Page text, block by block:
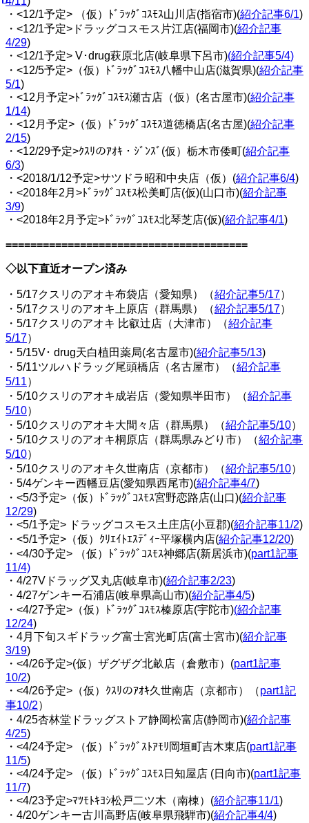
・<12/1予定> （仮）ﾄﾞﾗｯｸﾞｺｽﾓｽ山川店(指宿市)(紹介記事6/1)
・<12/1予定>ドラッグコスモス片江店(福岡市)(紹介記事
4/29)
・<12/1予定> V･drug萩原北店(岐阜県下呂市)(紹介記事5/4)
・<12/5予定>（仮）ﾄﾞﾗｯｸﾞｺｽﾓｽ八幡中山店(滋賀県)(紹介記事
5/1)
・<12月予定>ﾄﾞﾗｯｸﾞｺｽﾓｽ瀬古店（仮）(名古屋市)(紹介記事
1/14)
・<12月予定>（仮）ﾄﾞﾗｯｸﾞｺｽﾓｽ道徳橋店(名古屋)(紹介記事
2/15)
・<12/29予定>ｸｽﾘのｱｵｷ・ｼﾞﾝｽﾞ(仮）栃木市倭町(紹介記事
6/3)
・<2018/1/12予定>サツドラ昭和中央店（仮）(紹介記事6/4)
・<2018年2月>ﾄﾞﾗｯｸﾞｺｽﾓｽ松美町店(仮)(山口市)(紹介記事
3/9)
・<2018年2月予定>ﾄﾞﾗｯｸﾞｺｽﾓｽ北琴芝店(仮)(紹介記事4/1)
=======================================
◇以下直近オープン済み
・5/17クスリのアオキ布袋店（愛知県）（紹介記事5/17）
・5/17クスリのアオキ上原店（群馬県）（紹介記事5/17）
・5/17クスリのアオキ 比叡辻店（大津市）（紹介記事
5/17）
・5/15V･ drug天白植田薬局(名古屋市)(紹介記事5/13)
・5/11ツルハドラッグ尾頭橋店（名古屋市）（紹介記事
5/11）
・5/10クスリのアオキ成岩店（愛知県半田市）（紹介記事
5/10）
・5/10クスリのアオキ大間々店（群馬県）（紹介記事5/10）
・5/10クスリのアオキ桐原店（群馬県みどり市）（紹介記事
5/10）
・5/10クスリのアオキ久世南店（京都市）（紹介記事5/10）
・5/4ゲンキー西幡豆店(愛知県西尾市)(紹介記事4/7)
・<5/3予定>（仮）ﾄﾞﾗｯｸﾞｺｽﾓｽ宮野恋路店(山口)(紹介記事
12/29)
・<5/1予定> ドラッグコスモス土庄店(小豆郡)(紹介記事11/2)
・<5/1予定>（仮）ｸﾘｴｲﾄｴｽﾃﾞｨｰ平塚横内店(紹介記事12/20)
・<4/30予定> （仮）ﾄﾞﾗｯｸﾞｺｽﾓｽ神郷店(新居浜市)(part1記事
11/4)
・4/27Vドラッグ又丸店(岐阜市)(紹介記事2/23)
・4/27ゲンキー石浦店(岐阜県高山市)(紹介記事4/5)
・<4/27予定>（仮）ﾄﾞﾗｯｸﾞｺｽﾓｽ榛原店(宇陀市)(紹介記事
12/24)
・4月下旬スギドラッグ富士宮光町店(富士宮市)(紹介記事
3/19)
・<4/26予定>(仮）ザグザグ北畝店（倉敷市）(part1記事
10/2)
・<4/26予定>（仮）ｸｽﾘのｱｵｷ久世南店（京都市）（part1記
事10/2）
・4/25杏林堂ドラッグストア静岡松富店(静岡市)(紹介記事
4/25)
・<4/24予定> （仮）ﾄﾞﾗｯｸﾞｽﾄｱﾓﾘ岡垣町吉木東店(part1記事
11/5)
・<4/24予定> （仮）ﾄﾞﾗｯｸﾞｺｽﾓｽ日知屋店 (日向市)(part1記事
11/7)
・<4/23予定>ﾏﾂﾓﾄｷﾖｼ松戸二ツ木（南棟）(紹介記事11/1)
・4/20ゲンキー古川高野店(岐阜県飛騨市)(紹介記事4/4)